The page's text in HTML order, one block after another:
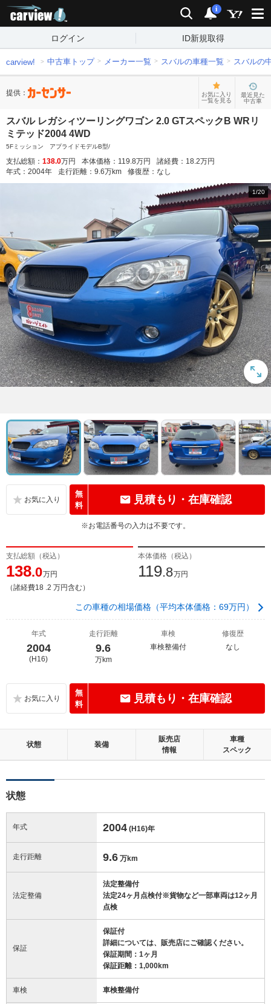
検索 通知
i
ログイン ID新規取得
carview! 中古車トップ メーカー一覧 スバルの車種一覧 スバルの
提供：
お気に入り
一覧を見る
最近見た
中古車
スバル レガシィツーリングワゴン 2.0 GTスペックB WRリ
ミテッド2004 4WD
5Fミッション アプライドモデルB型/
支払総額： 138.0万円 本体価格： 119.8万円 諸経費： 18.2万円
年式： 2004年 走行距離： 9.6万km 修復歴： なし
1/20
無
料
見積もり・在庫確認
※お電話番号の入力は不要です。
支払総額（税込）
138.0万円
（諸経費18 .2 万円含む）
本体価格（税込）
119.8万円
この車種の相場価格（平均本体価格：69万円）
年式
2004
(H16)
走行距離
9.6
万km
車検
車検整備付
修復歴
なし
無
料
見積もり・在庫確認
状態 装備
販売店
情報
車種
スペック
状態
年式 2004 (H16)年
走行距離 9.6 万km
法定整備
法定整備付
法定24ヶ月点検付※貨物など一部車両は12ヶ月
点検
保証
保証付
詳細については、販売店にご確認ください。
保証期間：1ヶ月
保証距離：1,000km
車検 車検整備付